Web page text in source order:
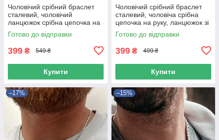
Чоловічий срібний браслет
сталевий, чоловічий
ланцюжок срібна цепочка на
руку
Готово до відправки
399 ₴ 549 ₴
Купити
Чоловічий срібний браслет
сталевий, чоловіча срібна
цепочка на руку, ланцюжок зі
сталі 3 мм
Готово до відправки
399 ₴ 499 ₴
Купити
–17% –15%